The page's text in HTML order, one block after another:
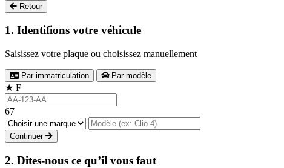
Retour
1. Identifions votre véhicule
Saisissez votre plaque ou choisissez manuellement
Par immatriculation Par modèle
★ F
67
Continuer
2. Dites-nous ce qu’il vous faut